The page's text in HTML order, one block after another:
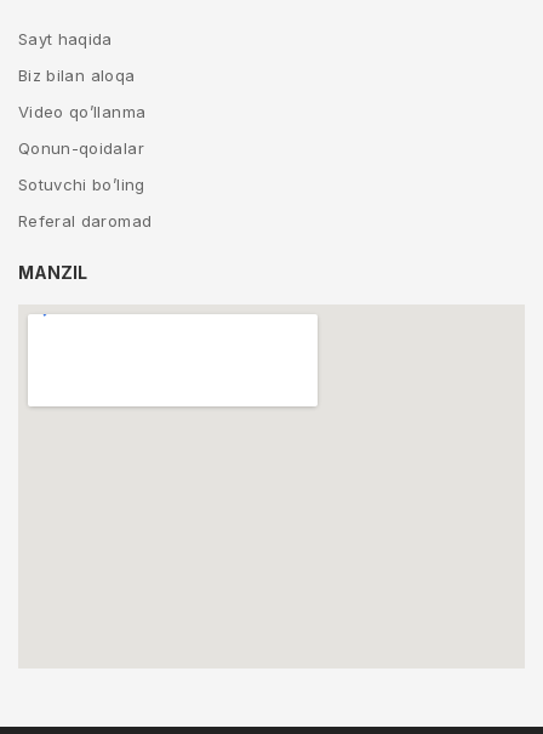
Sayt haqida
Biz bilan aloqa
Video qo’llanma
Qonun-qoidalar
Sotuvchi bo’ling
Referal daromad
MANZIL